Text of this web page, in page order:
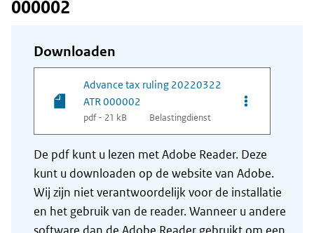
000002
Downloaden
Advance tax ruling 20220322
ATR 000002
pdf - 21 kB Belastingdienst
Opties van
De pdf kunt u lezen met Adobe Reader. Deze
kunt u downloaden op de website van Adobe.
Wij zijn niet verantwoordelijk voor de installatie
en het gebruik van de reader. Wanneer u andere